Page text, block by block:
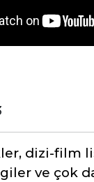
dizi-film
ve çok